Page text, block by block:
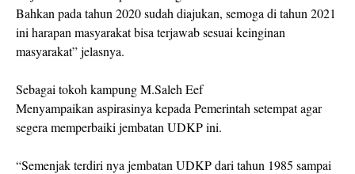
Bahkan pada tahun 2020 sudah diajukan, semoga di tahun 2021
ini harapan masyarakat bisa terjawab sesuai keinginan
masyarakat” jelasnya.
Sebagai tokoh kampung M.Saleh Eef
Menyampaikan aspirasinya kepada Pemerintah setempat agar
segera memperbaiki jembatan UDKP ini.
“Semenjak terdiri nya jembatan UDKP dari tahun 1985 sampai